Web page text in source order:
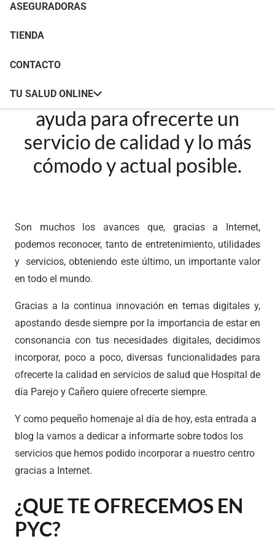
ASEGURADORAS
TIENDA
CONTACTO
TU SALUD ONLINE
Internet
todo lo que esta Red nos
ayuda para ofrecerte un
servicio de calidad y lo más
cómodo y actual posible.
Son muchos los avances que, gracias a Internet,
podemos reconocer, tanto de entretenimiento, utilidades
y servicios, obteniendo este último, un importante valor
en todo el mundo.
Gracias a la continua innovación en temas digitales y,
apostando desde siempre por la importancia de estar en
consonancia con tus necesidades digitales, decidimos
incorporar, poco a poco, diversas funcionalidades para
ofrecerte la calidad en servicios de salud que Hospital de
día Parejo y Cañero quiere ofrecerte siempre.
Y como pequeño homenaje al día de hoy, esta entrada a
blog la vamos a dedicar a informarte sobre todos los
servicios que hemos podido incorporar a nuestro centro
gracias a Internet.
¿QUE TE OFRECEMOS EN
PYC?